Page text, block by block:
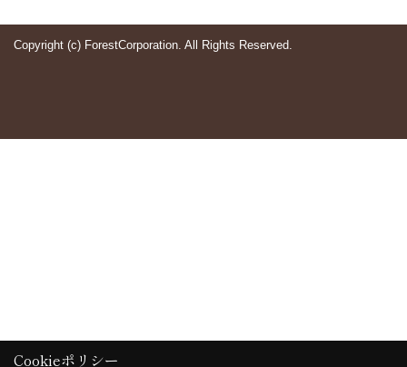
Copyright (c) ForestCorporation. All Rights Reserved.
Cookieポリシー